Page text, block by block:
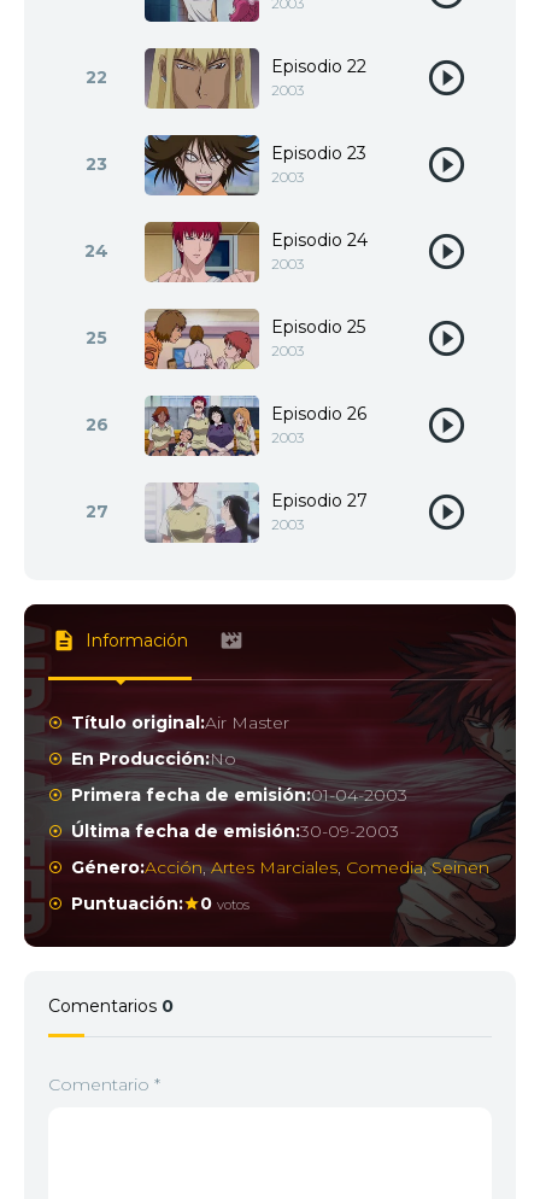
22 Episodio 22
2003
23 Episodio 23
2003
24 Episodio 24
2003
25 Episodio 25
2003
26 Episodio 26
2003
27 Episodio 27
2003
Información
Título original:Air Master
En Producción:No
Primera fecha de emisión:01-04-2003
Última fecha de emisión:30-09-2003
Género:Acción,Artes Marciales, Comedia,Seinen
Puntuación:
0 votos
Comentarios 0
Comentario *